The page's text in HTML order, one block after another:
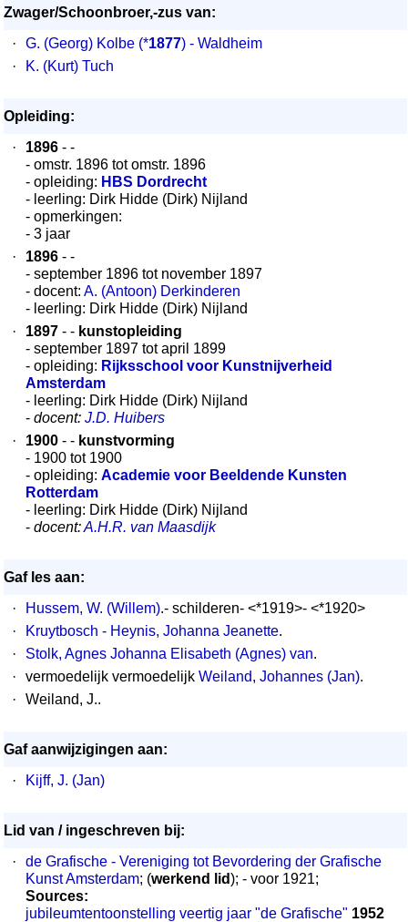
Zwager/Schoonbroer,-zus van:
·
G. (Georg) Kolbe (*1877) - Waldheim
·
K. (Kurt) Tuch
Opleiding:
·
1896 - -
- omstr. 1896 tot omstr. 1896
- opleiding: HBS Dordrecht
- leerling: Dirk Hidde (Dirk) Nijland
- opmerkingen:
- 3 jaar
·
1896 - -
- september 1896 tot november 1897
- docent: A. (Antoon) Derkinderen
- leerling: Dirk Hidde (Dirk) Nijland
·
1897 - - kunstopleiding
- september 1897 tot april 1899
- opleiding: Rijksschool voor Kunstnijverheid
Amsterdam
- leerling: Dirk Hidde (Dirk) Nijland
- docent: J.D. Huibers
·
1900 - - kunstvorming
- 1900 tot 1900
- opleiding: Academie voor Beeldende Kunsten
Rotterdam
- leerling: Dirk Hidde (Dirk) Nijland
- docent:A.H.R. van Maasdijk
Gaf les aan:
·
Hussem, W. (Willem).- schilderen- <*1919>- <*1920>
·
Kruytbosch - Heynis, Johanna Jeanette.
·
Stolk, Agnes Johanna Elisabeth (Agnes) van.
·
vermoedelijk vermoedelijk Weiland, Johannes (Jan).
·
Weiland, J..
Gaf aanwijzigingen aan:
·
Kijff, J. (Jan)
Lid van / ingeschreven bij:
·
de Grafische - Vereniging tot Bevordering der Grafische
Kunst Amsterdam; (werkend lid); - voor 1921;
Sources:
jubileumtentoonstelling veertig jaar "de Grafische" 1952